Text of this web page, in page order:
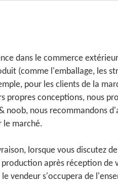
dans le commerce
(comme l'emballage, les
pour les clients de la
propres conceptions, nous
noob, nous recommandons
le marché.
lorsque vous discutez
après réception de
vendeur s'occupera de